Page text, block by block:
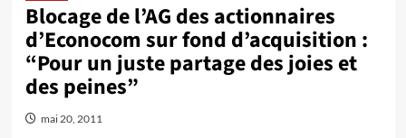
Blocage de l’AG des actionnaires
d’Econocom sur fond d’acquisition :
“Pour un juste partage des joies et
des peines”
mai 20, 2011